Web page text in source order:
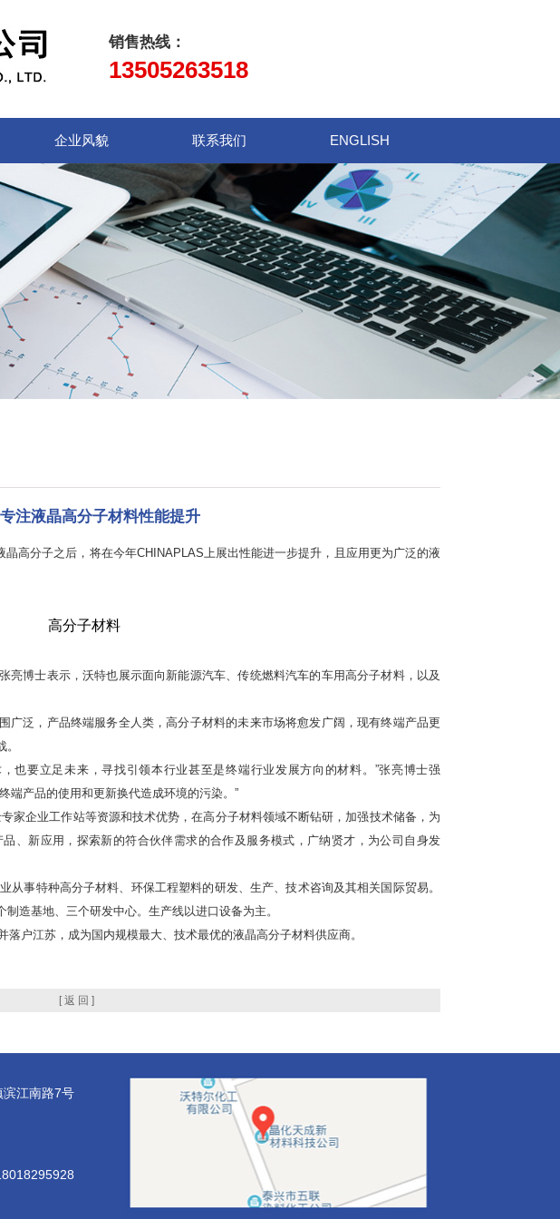
销售热线：
13505263518
企业风貌 联系我们 ENGLISH
注液晶高分子材料性能提升
分子之后，将在今年CHINAPLAS上展出性能进一步提升，且应用更为广泛的液
博士表示，沃特也展示面向新能源汽车、传统燃料汽车的车用高分子材料，以及
泛，产品终端服务全人类，高分子材料的未来市场将愈发广阔，现有终端产品更
要立足未来，寻找引领本行业甚至是终端行业发展方向的材料。”张亮博士强
端产品的使用和更新换代造成环境的污染。”
企业工作站等资源和技术优势，在高分子材料领域不断钻研，加强技术储备，为
、新应用，探索新的符合伙伴需求的合作及服务模式，广纳贤才，为公司自身发
事特种高分子材料、环保工程塑料的研发、生产、技术咨询及其相关国际贸易。
造基地、三个研发中心。生产线以进口设备为主。
户江苏，成为国内规模最大、技术最优的液晶高分子材料供应商。
[ 返 回 ]
江南路7号